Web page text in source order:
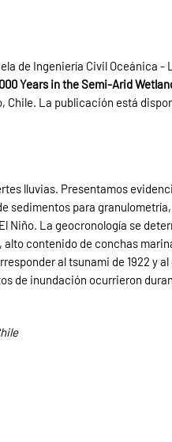
de Ingeniería Civil Oceánica
Years in the Semi-Arid
La publicación está
lluvias. Presentamos
sedimentos para
La geocronología se
contenido de conchas
al tsunami de 1922 y
inundación ocurrieron